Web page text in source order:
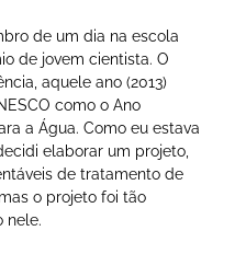
de um dia na escola
de jovem cientista. O
aquele ano (2013)
como o Ano
a Água. Como eu estava
elaborar um projeto,
de tratamento de
o projeto foi tão
nele.